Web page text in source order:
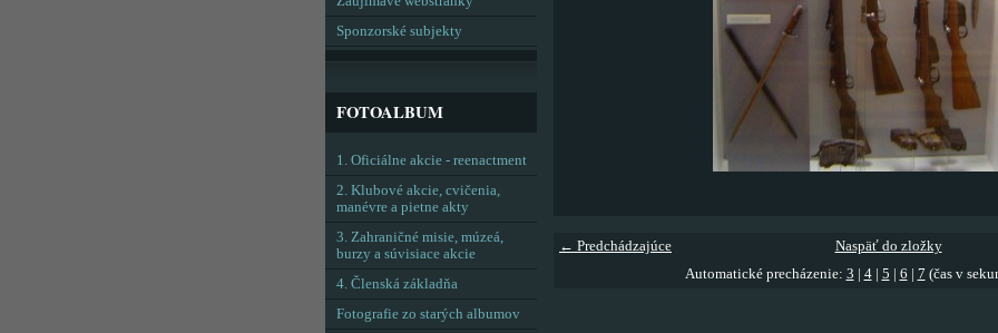
← Predchádzajúce
Naspäť do zložky
Automatické precházenie: 3 4| 5 6 7 (čas v
Sponzorské subjekty
FOTOALBUM
1. Oficiálne akcie - reenactment
2. Klubové akcie, cvičenia,
manévre a pietne akty
3. Zahraničné misie, múzeá,
burzy a súvisiace akcie
4. Členská základňa
Fotografie zo starých albumov